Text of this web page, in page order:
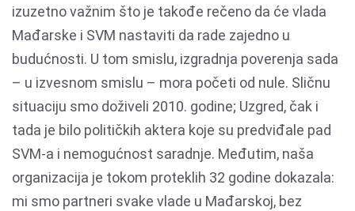
izuzetno važnim što je takođe rečeno da će vlada
Mađarske i SVM nastaviti da rade zajedno u
budućnosti. U tom smislu, izgradnja poverenja sada
– u izvesnom smislu – mora početi od nule. Sličnu
situaciju smo doživeli 2010. godine; Uzgred, čak i
tada je bilo političkih aktera koje su predviđale pad
SVM-a i nemogućnost saradnje. Međutim, naša
organizacija je tokom proteklih 32 godine dokazala:
mi smo partneri svake vlade u Mađarskoj, bez